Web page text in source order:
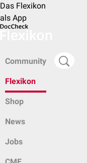
Das Flexikon
als App
Community
Flexikon
Shop
News
Jobs